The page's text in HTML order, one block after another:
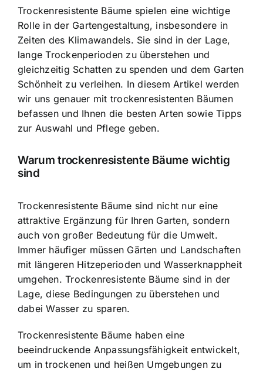
Trockenresistente Bäume spielen eine wichtige
Rolle in der Gartengestaltung, insbesondere in
Zeiten des Klimawandels. Sie sind in der Lage,
lange Trockenperioden zu überstehen und
gleichzeitig Schatten zu spenden und dem Garten
Schönheit zu verleihen. In diesem Artikel werden
wir uns genauer mit trockenresistenten Bäumen
befassen und Ihnen die besten Arten sowie Tipps
zur Auswahl und Pflege geben.
Warum trockenresistente Bäume wichtig
sind
Trockenresistente Bäume sind nicht nur eine
attraktive Ergänzung für Ihren Garten, sondern
auch von großer Bedeutung für die Umwelt.
Immer häufiger müssen Gärten und Landschaften
mit längeren Hitzeperioden und Wasserknappheit
umgehen. Trockenresistente Bäume sind in der
Lage, diese Bedingungen zu überstehen und
dabei Wasser zu sparen.
Trockenresistente Bäume haben eine
beeindruckende Anpassungsfähigkeit entwickelt,
um in trockenen und heißen Umgebungen zu